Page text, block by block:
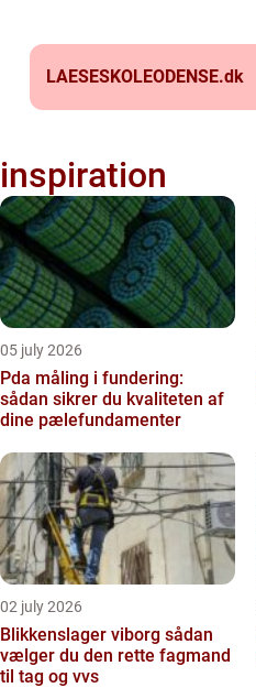
LAESESKOLEODENSE.dk
inspiration
05 july 2026
Pda måling i fundering:
sådan sikrer du kvaliteten af
dine pælefundamenter
02 july 2026
Blikkenslager viborg sådan
vælger du den rette fagmand
til tag og vvs